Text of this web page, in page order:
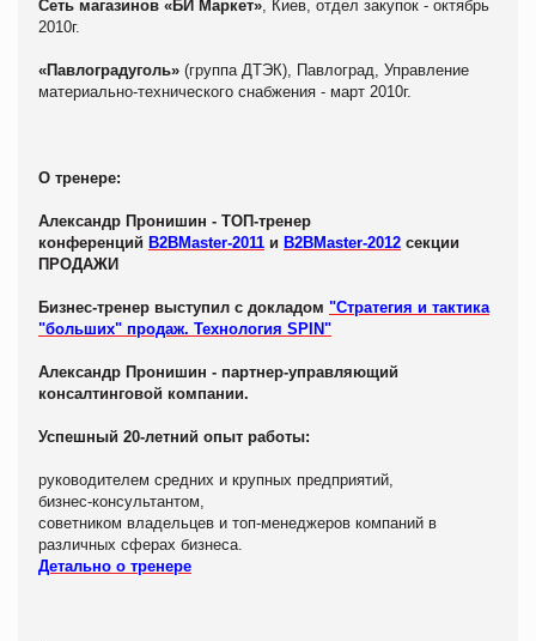
Сеть магазинов «БИ Маркет» , Киев, отдел закупок - октябрь
2010г.
«Павлоградуголь» (группа ДТЭК), Павлоград, Управление
материально-технического снабжения - март 2010г.
О тренере:
Александр Пронишин - ТОП-тренер
конференций B2BMaster-2011 и B2BMaster-2012 секции
ПРОДАЖИ
Бизнес-тренер выступил с докладом "Стратегия и тактика
"больших" продаж. Технология SPIN"
Александр Пронишин - партнер-управляющий
консалтинговой компании.
Успешный 20-летний опыт работы:
руководителем средних и крупных предприятий,
бизнес-консультантом,
cовeтником владельцев и топ-менеджеров компаний в
различных сферах бизнеса.
Детально о тренере